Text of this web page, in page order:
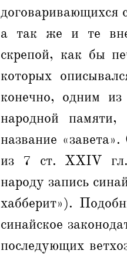
договаривающихся
а так же и те
скрепой, как бы
которых
конечно, одним из
народной
название
из 7 ст. XXIV гл.
народу запись
хабберит»).
синайское
последующих